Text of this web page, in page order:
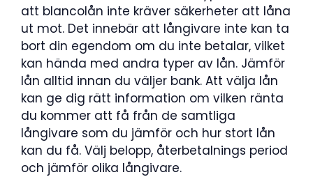
att blancolån inte kräver säkerheter att låna
ut mot. Det innebär att långivare inte kan ta
bort din egendom om du inte betalar, vilket
kan hända med andra typer av lån. Jämför
lån alltid innan du väljer bank. Att välja lån
kan ge dig rätt information om vilken ränta
du kommer att få från de samtliga
långivare som du jämför och hur stort lån
kan du få. Välj belopp, återbetalnings period
och jämför olika långivare.